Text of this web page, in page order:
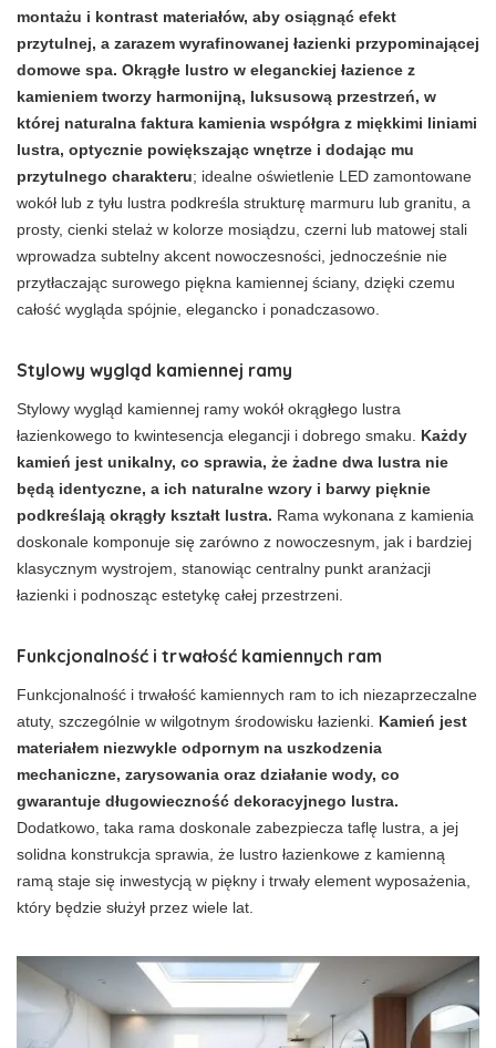
montażu i kontrast materiałów, aby osiągnąć efekt
przytulnej, a zarazem wyrafinowanej łazienki przypominającej
domowe spa. Okrągłe lustro w eleganckiej łazience z
kamieniem tworzy harmonijną, luksusową przestrzeń, w
której naturalna faktura kamienia współgra z miękkimi liniami
lustra, optycznie powiększając wnętrze i dodając mu
przytulnego charakteru; idealne oświetlenie LED zamontowane
wokół lub z tyłu lustra podkreśla strukturę marmuru lub granitu, a
prosty, cienki stelaż w kolorze mosiądzu, czerni lub matowej stali
wprowadza subtelny akcent nowoczesności, jednocześnie nie
przytłaczając surowego piękna kamiennej ściany, dzięki czemu
całość wygląda spójnie, elegancko i ponadczasowo.
Stylowy wygląd kamiennej ramy
Stylowy wygląd kamiennej ramy wokół okrągłego lustra
łazienkowego to kwintesencja elegancji i dobrego smaku. Każdy
kamień jest unikalny, co sprawia, że żadne dwa lustra nie
będą identyczne, a ich naturalne wzory i barwy pięknie
podkreślają okrągły kształt lustra. Rama wykonana z kamienia
doskonale komponuje się zarówno z nowoczesnym, jak i bardziej
klasycznym wystrojem, stanowiąc centralny punkt aranżacji
łazienki i podnosząc estetykę całej przestrzeni.
Funkcjonalność i trwałość kamiennych ram
Funkcjonalność i trwałość kamiennych ram to ich niezaprzeczalne
atuty, szczególnie w wilgotnym środowisku łazienki. Kamień jest
materiałem niezwykle odpornym na uszkodzenia
mechaniczne, zarysowania oraz działanie wody, co
gwarantuje długowieczność dekoracyjnego lustra.
Dodatkowo, taka rama doskonale zabezpiecza taflę lustra, a jej
solidna konstrukcja sprawia, że lustro łazienkowe z kamienną
ramą staje się inwestycją w piękny i trwały element wyposażenia,
który będzie służył przez wiele lat.